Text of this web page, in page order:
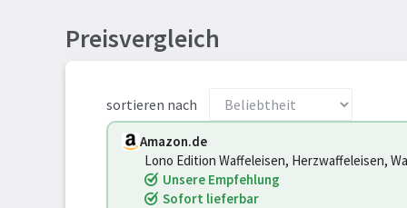
Preisvergleich
sortieren nach
Amazon.de
Lono Edition Waffeleisen, Herzwaffeleisen,
Bräunungsgrad, 900 W, edelstahl matt
Unsere Empfehlung
Sofort lieferbar